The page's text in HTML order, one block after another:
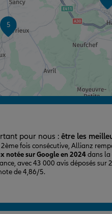
5
pour nous :être les
fois consécutive, Allianz
notée sur Google en 2024dans la
avec 43 000 avis déposés sur
de 4,86/5.